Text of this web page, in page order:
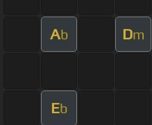
Ab Dm
Eb